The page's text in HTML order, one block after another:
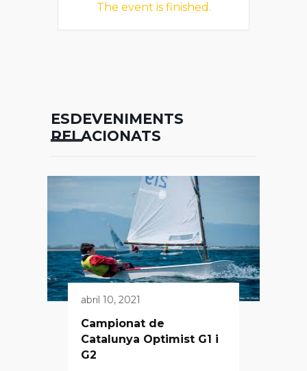
The event is finished.
ESDEVENIMENTS
RELACIONATS
abril 10, 2021
Campionat de
Catalunya Optimist G1 i
G2